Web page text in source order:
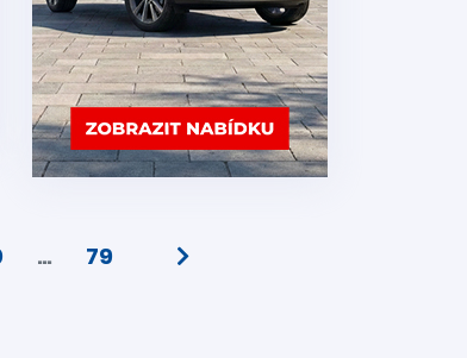
… 79